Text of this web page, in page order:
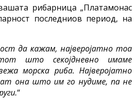
рибарница „Платамонас
последниов период, на
да кажам, најверојатно тоа
што секојдневно имаме
морска риба. Најверојатно
она што им го нудиме, па не
“